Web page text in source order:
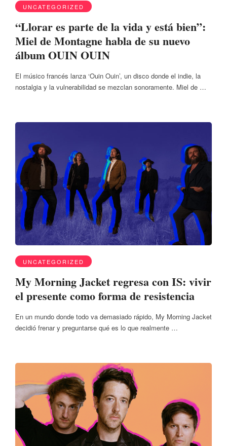
UNCATEGORIZED
“Llorar es parte de la vida y está bien”:
Miel de Montagne habla de su nuevo
álbum OUIN OUIN
El músico francés lanza ‘Ouin Ouin’, un disco donde el indie, la
nostalgia y la vulnerabilidad se mezclan sonoramente. Miel de …
UNCATEGORIZED
My Morning Jacket regresa con IS: vivir
el presente como forma de resistencia
En un mundo donde todo va demasiado rápido, My Morning Jacket
decidió frenar y preguntarse qué es lo que realmente …